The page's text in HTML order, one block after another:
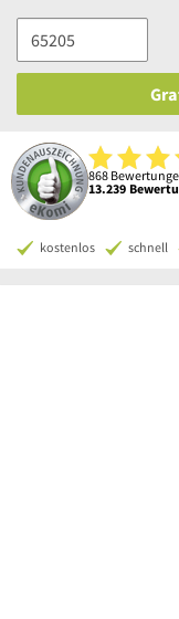
868
13.239
kostenlos schnell